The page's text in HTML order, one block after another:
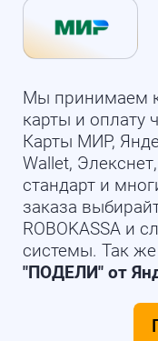
Мы принимаем
карты и оплату
Карты МИР,
Wallet,
стандарт и
заказа
ROBOKASSA и
системы. Так
"ПОДЕЛИ" от